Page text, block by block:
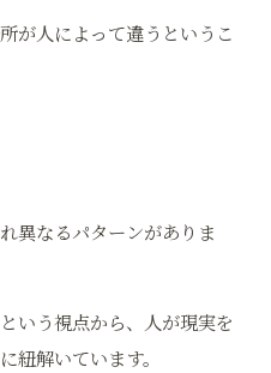
が人によって違うというこ
異なるパターンがありま
いう視点から、人が現実を
紐解いています。